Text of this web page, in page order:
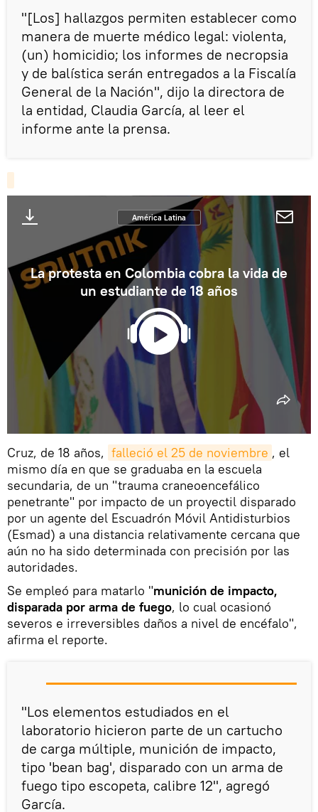
"[Los] hallazgos permiten establecer como
manera de muerte médico legal: violenta,
(un) homicidio; los informes de necropsia
y de balística serán entregados a la Fiscalía
General de la Nación", dijo la directora de
la entidad, Claudia García, al leer el
informe ante la prensa.
América Latina
La protesta en Colombia cobra la vida de
un estudiante de 18 años
Cruz, de 18 años, falleció el 25 de noviembre , el
mismo día en que se graduaba en la escuela
secundaria, de un "trauma craneoencefálico
penetrante" por impacto de un proyectil disparado
por un agente del Escuadrón Móvil Antidisturbios
(Esmad) a una distancia relativamente cercana que
aún no ha sido determinada con precisión por las
autoridades.
Se empleó para matarlo "munición de impacto,
disparada por arma de fuego, lo cual ocasionó
severos e irreversibles daños a nivel de encéfalo",
afirma el reporte.
"Los elementos estudiados en el
laboratorio hicieron parte de un cartucho
de carga múltiple, munición de impacto,
tipo 'bean bag', disparado con un arma de
fuego tipo escopeta, calibre 12", agregó
García.